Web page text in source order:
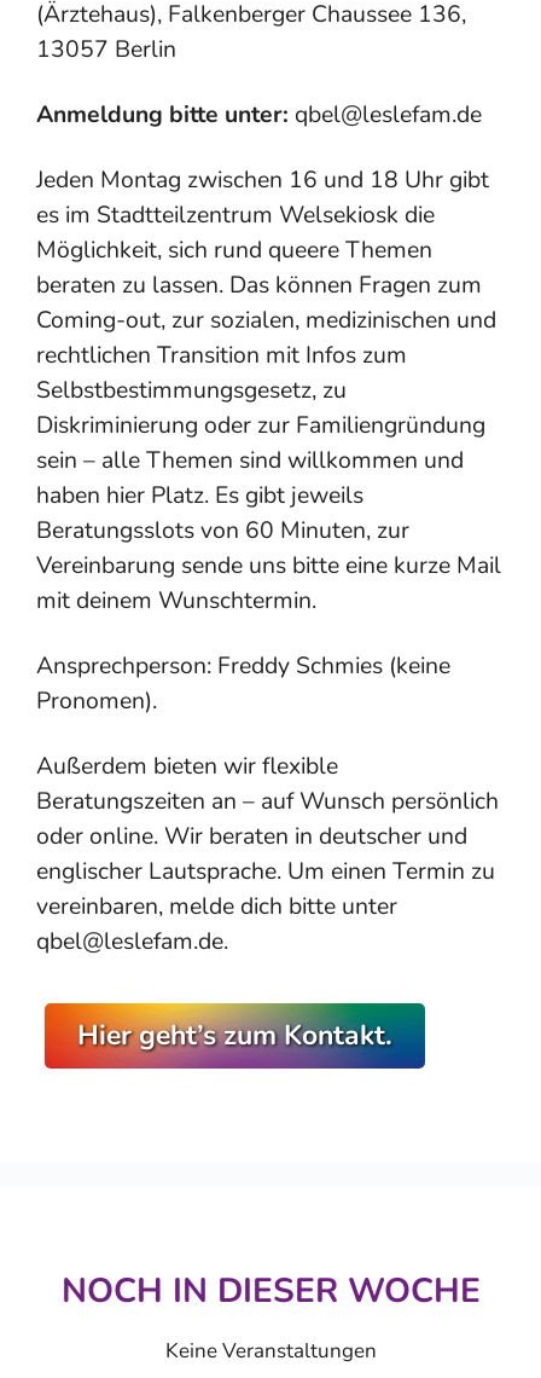
(Ärztehaus), Falkenberger Chaussee 136,
13057 Berlin
Anmeldung bitte unter: qbel@leslefam.de
Jeden Montag zwischen 16 und 18 Uhr gibt
es im Stadtteilzentrum Welsekiosk die
Möglichkeit, sich rund queere Themen
beraten zu lassen. Das können Fragen zum
Coming-out, zur sozialen, medizinischen und
rechtlichen Transition mit Infos zum
Selbstbestimmungsgesetz, zu
Diskriminierung oder zur Familiengründung
sein – alle Themen sind willkommen und
haben hier Platz. Es gibt jeweils
Beratungsslots von 60 Minuten, zur
Vereinbarung sende uns bitte eine kurze Mail
mit deinem Wunschtermin.
Ansprechperson: Freddy Schmies (keine
Pronomen).
Außerdem bieten wir flexible
Beratungszeiten an – auf Wunsch persönlich
oder online. Wir beraten in deutscher und
englischer Lautsprache. Um einen Termin zu
vereinbaren, melde dich bitte unter
qbel@leslefam.de.
Hier geht’s zum Kontakt.
NOCH IN DIESER WOCHE
Keine Veranstaltungen